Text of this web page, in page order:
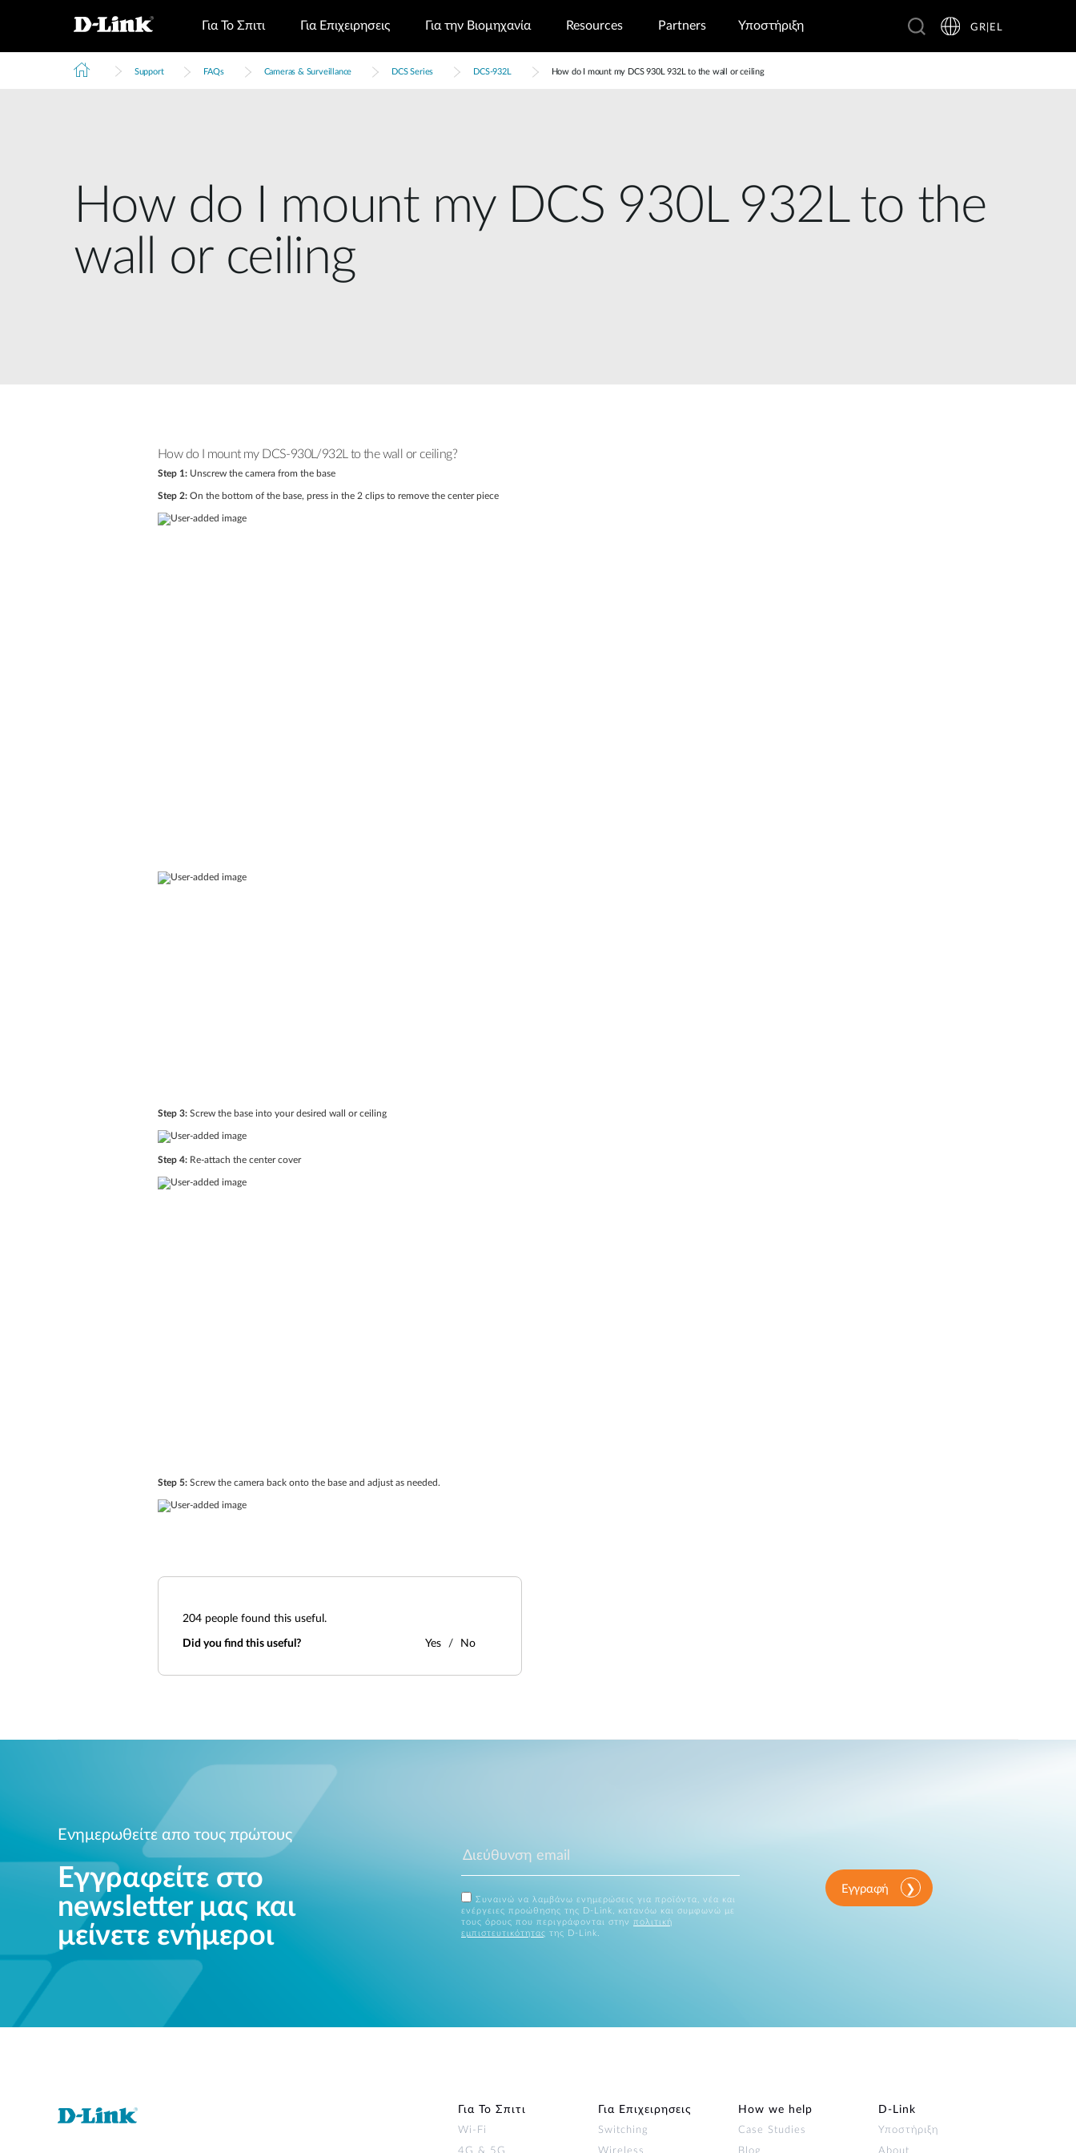
Για Το Σπιτι Για Επιχειρησεις Για την Βιομηχανία Resources Partners Υποστήριξη GR|EL
Support FAQs Cameras & Surveillance DCS Series DCS-932L How do I mount my DCS 930L 932L to the wall or ceiling
How do I mount my DCS 930L 932L to the
wall or ceiling
How do I mount my DCS-930L/932L to the wall or ceiling?
Step 1: Unscrew the camera from the base
Step 2: On the bottom of the base, press in the 2 clips to remove the center piece
Step 3: Screw the base into your desired wall or ceiling
Step 4: Re-attach the center cover
Step 5: Screw the camera back onto the base and adjust as needed.
204 people found this useful.
Did you find this useful? Yes No
Ενημερωθείτε απο τους πρώτους
Εγγραφείτε στο
newsletter μας και
μείνετε ενήμεροι
Συναινώ να λαμβάνω ενημερώσεις για προϊόντα, νέα και
ενέργειες προώθησης της D-Link, κατανόω και συμφωνώ με
τους όρους που περιγράφονται στην πολιτική
εμπιστευτικότητας της D-Link.
Εγγραφή
Για Το Σπιτι
Wi‑Fi
Για Επιχειρησεις
Switching
How we help
Case Studies
D‑Link
Υποστήριξη